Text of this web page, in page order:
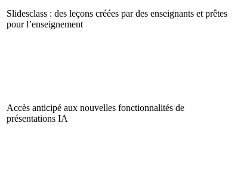
Slidesclass : des leçons créées par des enseignants et prêtes
pour l’enseignement
Accès anticipé aux nouvelles fonctionnalités de
présentations IA